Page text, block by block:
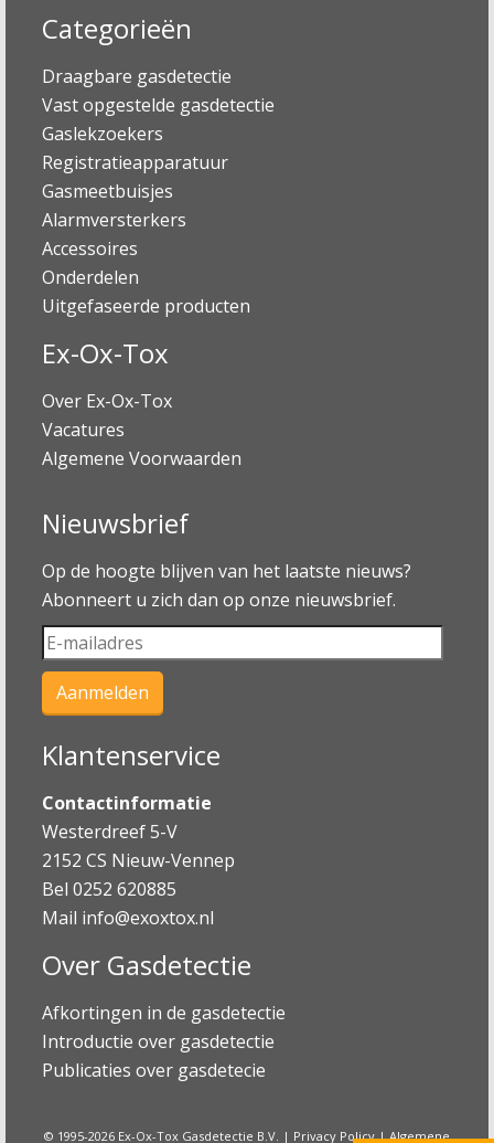
Categorieën
Draagbare gasdetectie
Vast opgestelde gasdetectie
Gaslekzoekers
Registratieapparatuur
Gasmeetbuisjes
Alarmversterkers
Accessoires
Onderdelen
Uitgefaseerde producten
Ex-Ox-Tox
Over Ex-Ox-Tox
Vacatures
Algemene Voorwaarden
Nieuwsbrief
Op de hoogte blijven van het laatste nieuws?
Abonneert u zich dan op onze nieuwsbrief.
Klantenservice
Contactinformatie
Westerdreef 5-V
2152 CS Nieuw-Vennep
Bel 0252 620885
Mail info@exoxtox.nl
Over Gasdetectie
Afkortingen in de gasdetectie
Introductie over gasdetectie
Publicaties over gasdetecie
© 1995-2026 Ex-Ox-Tox Gasdetectie B.V. | Privacy Policy|Algemene